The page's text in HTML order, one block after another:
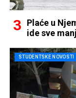
Plaće u
ide sve
STUDENTSKE NOVOSTI